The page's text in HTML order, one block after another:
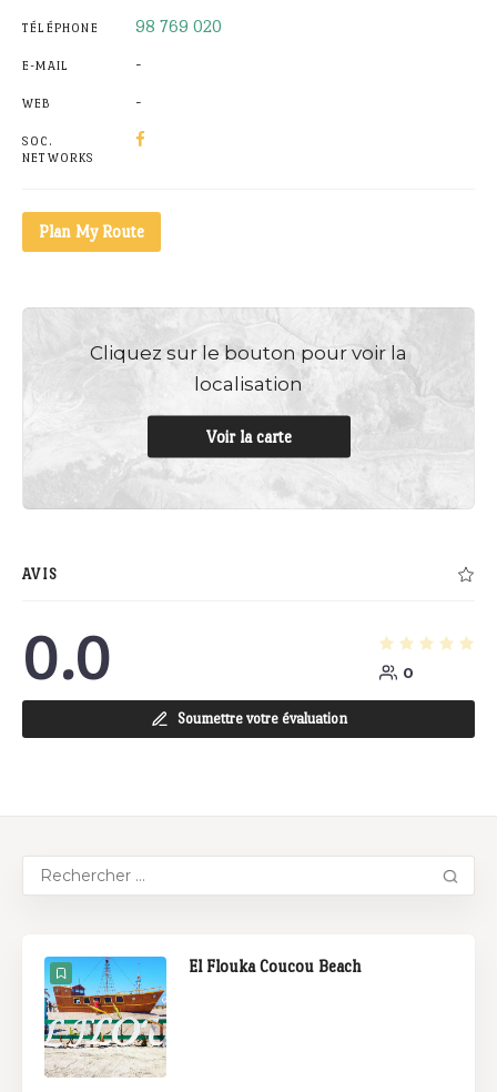
TÉLÉPHONE 98 769 020
E-MAIL -
WEB -
SOC.
NETWORKS
Plan My Route
Cliquez sur le bouton pour voir la
localisation
Voir la carte
AVIS
0.0 0
Soumettre votre évaluation
El Flouka Coucou Beach